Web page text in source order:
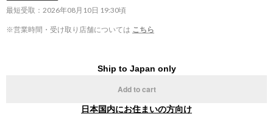
最短受取：2026年08月10日 19:30頃
※営業時間・受け取り店舗については こちら
Ship to Japan only
Add to cart
日本国内にお住まいの方向け